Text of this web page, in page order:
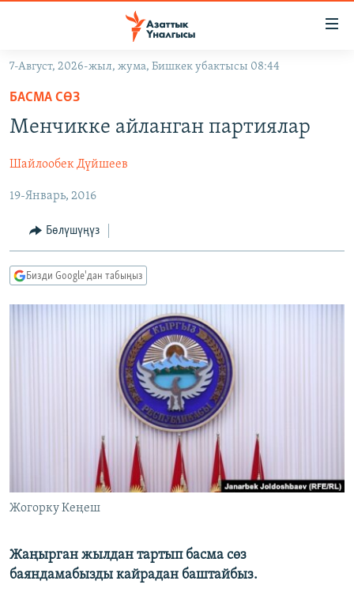
Навигацияга
өтүңүз
Издөөгө
салыңыз
САЯСАТ
ЭКОНОМИКА
МАДАНИЯТ
ДҮЙНӨ
БОРБОР АЗИЯ
УКРАИНА
АТАЙЫН ИЛИКТӨӨ
ТВ ПРОГРАММАЛАР
БҮГҮН АЗАТТЫКТА
ЭКСПЕРТТЕР ТАЛДАЙТ
ПОДКАСТ
ӨЗГӨЧӨ ПИКИР
ЭЕ/АРнун бардык сайттары
7-Август, 2026-жыл, жума, Бишкек убактысы 08:44
БАСМА СӨЗ
Менчикке айланган партиялар
Шайлообек Дүйшеев
19-Январь, 2016
Бөлүшүңүз
Бизди Google'дан табыңыз
Жогорку Кеңеш
Жаңырган жылдан тартып басма сөз
баяндамабызды кайрадан баштайбыз.